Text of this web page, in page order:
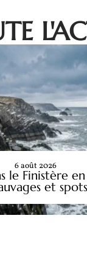
le Finistère
et
6 août 2026